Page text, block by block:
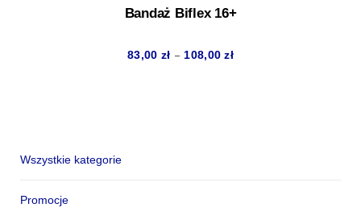
Bandaż Biflex 16+
83,00 zł – 108,00złZakres
Wszystkie kategorie
Promocje